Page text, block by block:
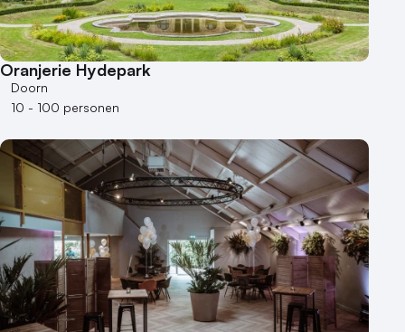
500+ personen
Bijzondere locaties
Buitenlocatie
Duurzame locatie
Heisessie
Hotel
Hybride events
Industriële locatie
Kasteel en landgoed
Kleine / intieme locatie
Locaties aan zee
Museum
Oranjerie Hydepark
Doorn
10 - 100 personen